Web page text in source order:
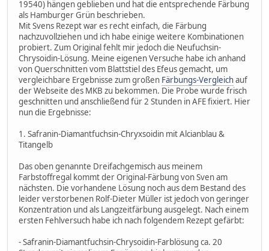
19540) hängen geblieben und hat die entsprechende Färbung
als Hamburger Grün beschrieben.
Mit Svens Rezept war es recht einfach, die Färbung
nachzuvollziehen und ich habe einige weitere Kombinationen
probiert. Zum Original fehlt mir jedoch die Neufuchsin-
Chrysoidin-Lösung. Meine eigenen Versuche habe ich anhand
von Querschnitten vom Blattstiel des Efeus gemacht, um
vergleichbare Ergebnisse zum großen Färbungs-Vergleichauf
der Webseite des MKB zu bekommen. Die Probe wurde frisch
geschnitten und anschließend für 2 Stunden in AFE fixiert. Hier
nun die Ergebnisse:
1. Safranin-Diamantfuchsin-Chryxsoidin mit Alcianblau &
Titangelb
Das oben genannte Dreifachgemisch aus meinem
Farbstoffregal kommt der Original-Färbung von Sven am
nächsten. Die vorhandene Lösung noch aus dem Bestand des
leider verstorbenen Rolf-Dieter Müller ist jedoch von geringer
Konzentration und als Langzeitfärbung ausgelegt. Nach einem
ersten Fehlversuch habe ich nach folgendem Rezept gefärbt:
- Safranin-Diamantfuchsin-Chrysoidin-Farblösung ca. 20